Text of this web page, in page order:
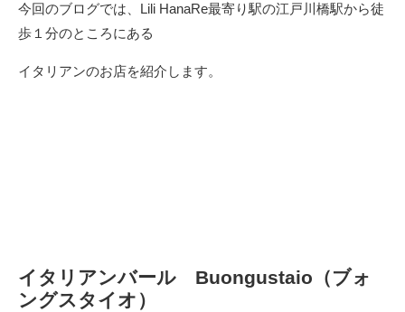
今回のブログでは、Lili HanaRe最寄り駅の江戸川橋駅から徒
歩１分のところにある
イタリアンのお店を紹介します。
イタリアンバール Buongustaio（ブォ
ングスタイオ）